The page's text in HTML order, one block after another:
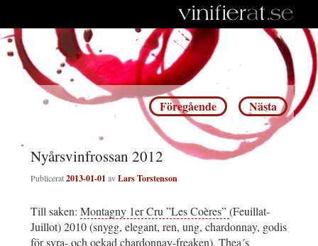
Inläggsnavigering
Föregående Nästa
Nyårsvinfrossan 2012
Publicerat2013-01-01 avLars Torstenson
Till saken: Montagny 1er Cru ”Les Coères”(Feuillat-
Juillot) 2010 (snygg, elegant, ren, ung, chardonnay, godis
för syra- och oekad chardonnay-freaken), Thea´s